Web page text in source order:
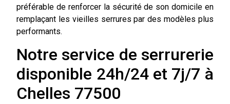
préférable de renforcer la sécurité de son domicile en
remplaçant les vieilles serrures par des modèles plus
performants.
Notre service de serrurerie
disponible 24h/24 et 7j/7 à
Chelles 77500